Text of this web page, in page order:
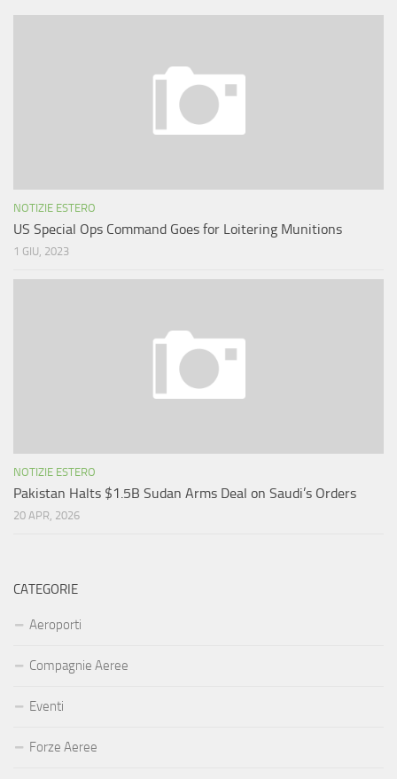
NOTIZIE ESTERO
US Special Ops Command Goes for Loitering Munitions
1 GIU, 2023
NOTIZIE ESTERO
Pakistan Halts $1.5B Sudan Arms Deal on Saudi’s Orders
20 APR, 2026
CATEGORIE
Aeroporti
Compagnie Aeree
Eventi
Forze Aeree